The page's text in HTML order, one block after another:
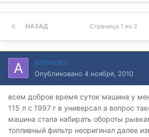
НАЗАД Страница 1 из 3
алексио
Опубликовано 4 ноября, 2010
всем доброе время суток машина у
115 л с 1997 г в универсал а вопрос
машина стала набирать обороты
топливный фильтр неоригинал далее